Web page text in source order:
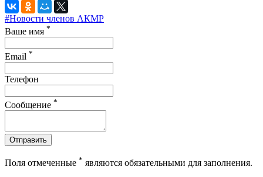
#Новости членов АКМР
Ваше имя *
Email *
Телефон
Сообщение *
Отправить
Поля отмеченные * являются обязательными для заполнения.